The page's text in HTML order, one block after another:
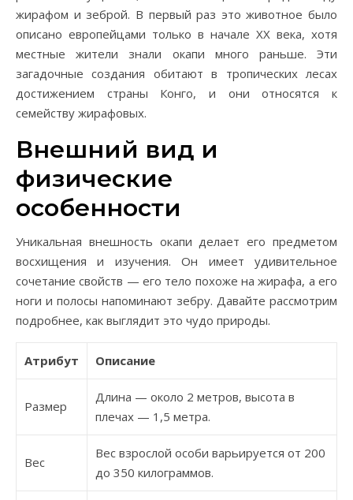
жирафом и зеброй. В первый раз это животное было
описано европейцами только в начале XX века, хотя
местные жители знали окапи много раньше. Эти
загадочные создания обитают в тропических лесах
достижением страны Конго, и они относятся к
семейству жирафовых.
Внешний вид и
физические
особенности
Уникальная внешность окапи делает его предметом
восхищения и изучения. Он имеет удивительное
сочетание свойств — его тело похоже на жирафа, а его
ноги и полосы напоминают зебру. Давайте рассмотрим
подробнее, как выглядит это чудо природы.
Атрибут Описание
Размер
Длина — около 2 метров, высота в
плечах — 1,5 метра.
Вес
Вес взрослой особи варьируется от 200
до 350 килограммов.